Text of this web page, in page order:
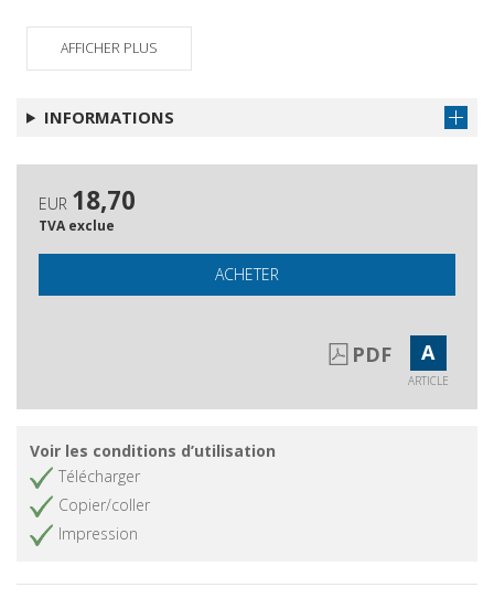
AFFICHER PLUS
INFORMATIONS
EUR 18,70
TVA exclue
ACHETER
PDF A
ARTICLE
Voir les conditions d’utilisation
Télécharger
Copier/coller
Impression